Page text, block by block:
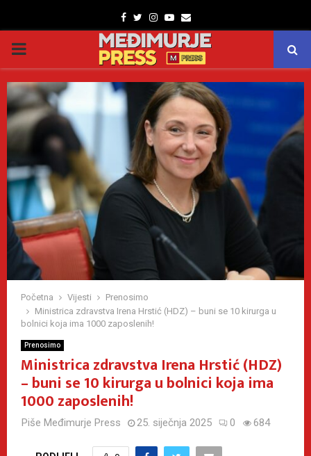
Facebook
TwitterInstagram
Youtube
Email
PRIMARY
MENU
Početna Vijesti
Prenosimo
Ministrica zdravstva Irena Hrstić (HDZ) – buni se 10 kirurga u
bolnici koja ima 1000 zaposlenih!
Prenosimo
Ministrica zdravstva Irena Hrstić (HDZ)
– buni se 10 kirurga u bolnici koja ima
1000 zaposlenih!
Piše Međimurje Press 25. siječnja 2025 0 684